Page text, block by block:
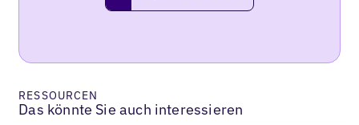
RESSOURCEN
Das könnte Sie auch interessieren